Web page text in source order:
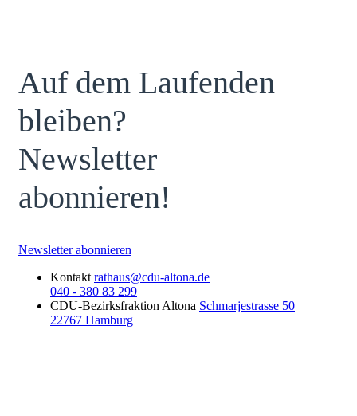
Auf dem Laufenden
bleiben?
Newsletter
abonnieren!
Newsletter abonnieren
Kontakt rathaus@cdu-altona.de
040 - 380 83 299
CDU-Bezirksfraktion Altona Schmarjestrasse 50
22767 Hamburg